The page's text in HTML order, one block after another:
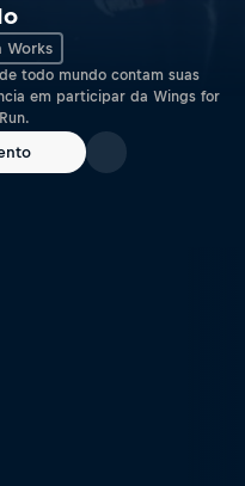
Works
todo mundo contam suas
em participar da Wings for